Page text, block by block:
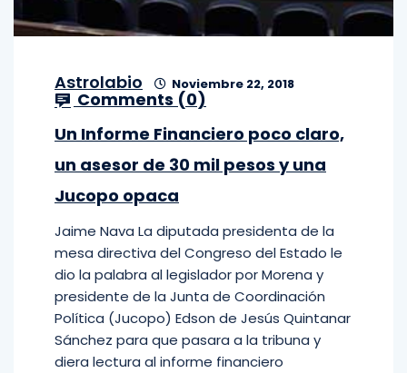
Astrolabio Noviembre 22, 2018
Comments (0)
Un Informe Financiero poco claro,
un asesor de 30 mil pesos y una
Jucopo opaca
Jaime Nava La diputada presidenta de la
mesa directiva del Congreso del Estado le
dio la palabra al legislador por Morena y
presidente de la Junta de Coordinación
Política (Jucopo) Edson de Jesús Quintanar
Sánchez para que pasara a la tribuna y
diera lectura al informe financiero